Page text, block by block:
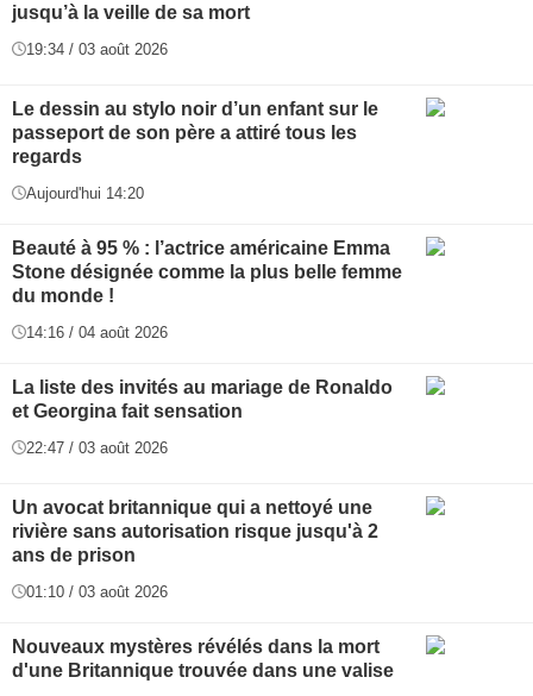
jusqu’à la veille de sa mort
19:34 / 03 août 2026
Le dessin au stylo noir d’un enfant sur le
passeport de son père a attiré tous les
regards
Aujourd'hui 14:20
Beauté à 95 % : l’actrice américaine Emma
Stone désignée comme la plus belle femme
du monde !
14:16 / 04 août 2026
La liste des invités au mariage de Ronaldo
et Georgina fait sensation
22:47 / 03 août 2026
Un avocat britannique qui a nettoyé une
rivière sans autorisation risque jusqu'à 2
ans de prison
01:10 / 03 août 2026
Nouveaux mystères révélés dans la mort
d'une Britannique trouvée dans une valise